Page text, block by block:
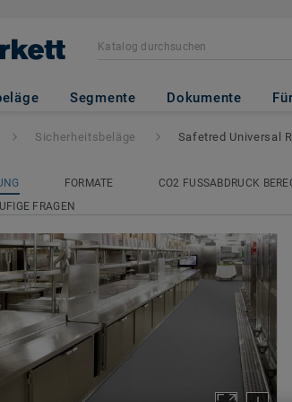
Segmente Dokumente
Universal R11
Sicherheitsbeläge Safetred Universal
FORMATE CO2 FUSSABDRUCK
FRAGEN